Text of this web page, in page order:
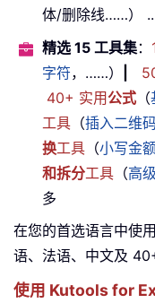
体/删除线……）
精选 15 工具集：
字符，……）
40+ 实用公式 （
工具 （插入二维码
换工具 （小写金
和拆分工具 （高
多
在您的首选语言中使
语、法语、中文及
使用 Kutools for